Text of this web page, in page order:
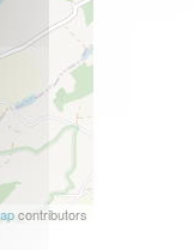
contributors